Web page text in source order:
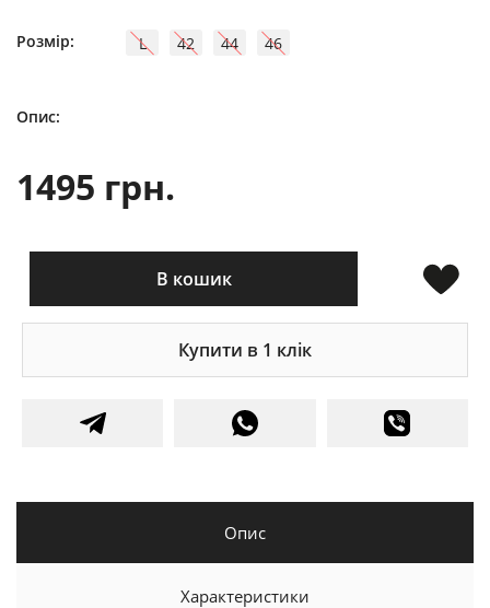
Розмір: L 42 44 46
Опис:
1495 грн.
В кошик
Купити в 1 клік
Опис
Характеристики